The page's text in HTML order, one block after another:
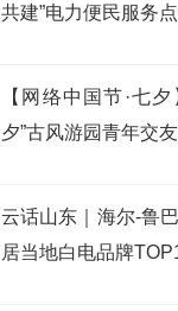
共建”电力便民服务
【网络中国节·七
夕”古风游园青年交
云话山东｜海尔-鲁
居当地白电品牌